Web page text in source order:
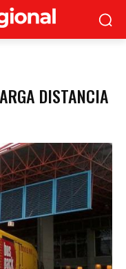
DISTANCIA